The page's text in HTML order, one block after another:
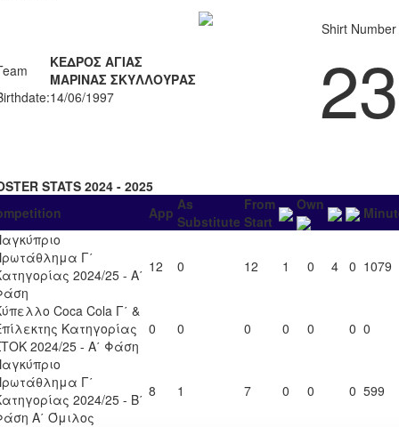
ΚΕΔΡΟΣ ΑΓΙΑΣ
ΜΑΡΙΝΑΣ ΣΚΥΛΛΟΥΡΑΣ
14/06/1997
Shirt Number
23
STATS 2024 - 2025
App As
Substitute
From
Start
Own
Γ΄
2024/25 - Α΄ 12 0 12 1 0 4 0 1079
Coca Cola Γ΄ &
Κατηγορίας
2024/25 - Α΄ Φάση
0 0 0 0 0 0 0
Γ΄
2024/25 - Β΄
Α΄ Όμιλος
8 1 7 0 0 0 599